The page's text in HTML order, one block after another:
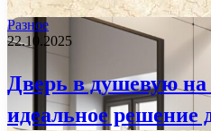
Разное
22.10.2025
Дверь в душевую на
идеальное решение